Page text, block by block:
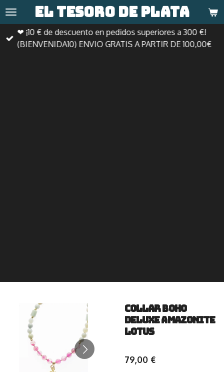
Ir
al
contenido
principal
El tesoro de plata
❤ ¡10 € de descuento en pedidos superiores a 300 €!
(BIENVENIDA10) ENVIO GRATIS A PARTIR DE 100,00€
Collar Boho
Deluxe Amazonite
Lotus
79,00 €